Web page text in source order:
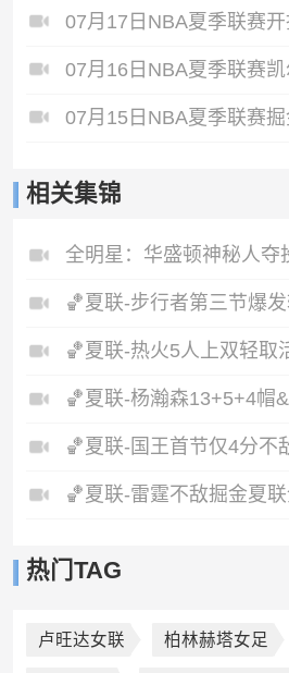
07月17日NBA夏季联赛
07月15日NBA夏季联赛
相关集锦
热门TAG
卢旺达女联 柏林赫塔女足